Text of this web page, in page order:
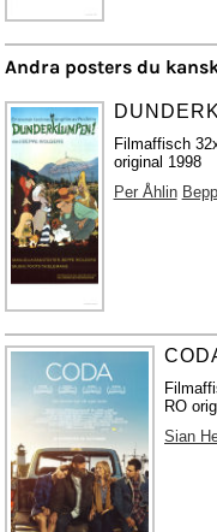
Andra posters du
Filmaffisch
original 1998
Per Åhlin
RO
Sian